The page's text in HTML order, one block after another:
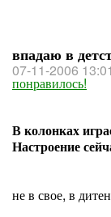
впадаю в
07-11-2006 13:01
понравилось!
В колонках
Настроение
не в свое, в